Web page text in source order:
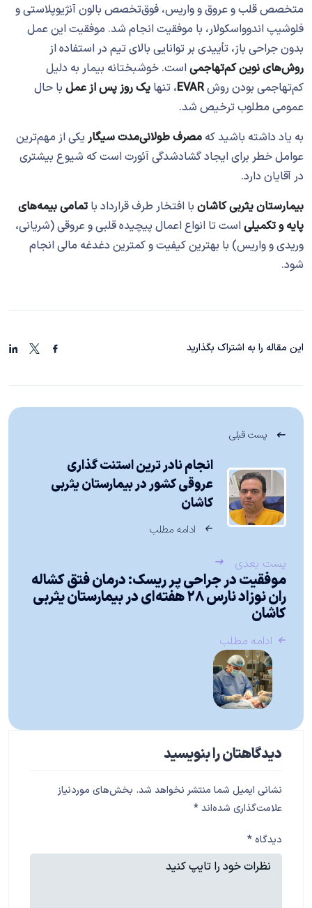
متخصص قلب و عروق و واریس، فوق‌تخصص بالون آنژیوپلاستی و
فلوشیپ اندوواسکولار، با موفقیت انجام شد. موفقیت این عمل
بدون جراحی باز، تأییدی بر توانایی بالای تیم در استفاده از
روش‌های نوین کم‌تهاجمیاست. خوشبختانه بیمار به دلیل
کم‌تهاجمی بودن روشEVAR، تنها یک روز پس از عمل با حال
عمومی مطلوب ترخیص شد.
به یاد داشته باشید که مصرف طولانی‌مدت سیگار یکی از مهم‌ترین
عوامل خطر برای ایجاد گشادشدگی آئورت است که شیوع بیشتری
در آقایان دارد.
بیمارستان یثربی کاشان با افتخار طرف قرارداد با تمامی بیمه‌های
پایه و تکمیلیاست تا انواع اعمال پیچیده قلبی و عروقی (شریانی،
وریدی و واریس) با بهترین کیفیت و کمترین دغدغه مالی انجام
شود.
این مقاله را به اشتراک بگذارید
پست قبلی
انجام نادر ترین استنت گذاری
عروقی کشور در بیمارستان یثربی
کاشان
ادامه مطلب
پست بعدی
موفقیت در جراحی پر ریسک: درمان فتق کشاله
ران نوزاد نارس ۲۸ هفته‌ای در بیمارستان یثربی
کاشان
ادامه مطلب
دیدگاهتان را بنویسید
نشانی ایمیل شما منتشر نخواهد شد. بخش‌های موردنیاز
علامت‌گذاری شده‌اند*
دیدگاه*